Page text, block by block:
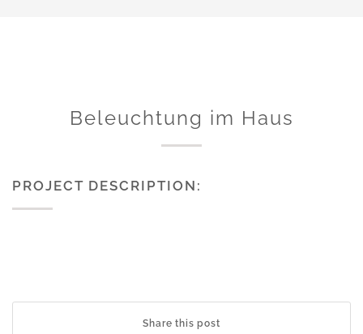
Beleuchtung im Haus
PROJECT DESCRIPTION:
Share this post